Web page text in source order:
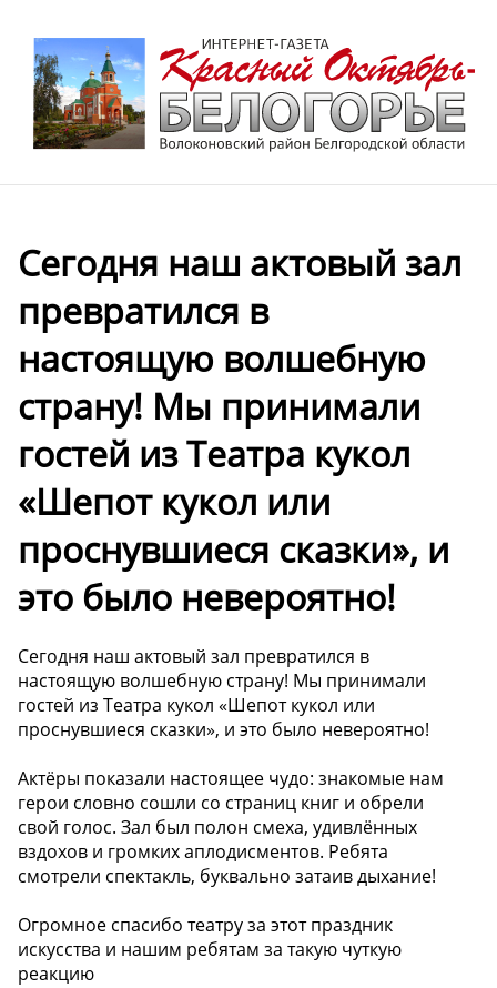
Сегодня наш актовый зал
превратился в
настоящую волшебную
страну! Мы принимали
гостей из Театра кукол
«Шепот кукол или
проснувшиеся сказки», и
это было невероятно!
Сегодня наш актовый зал превратился в
настоящую волшебную страну! Мы принимали
гостей из Театра кукол «Шепот кукол или
проснувшиеся сказки», и это было невероятно!
Актёры показали настоящее чудо: знакомые нам
герои словно сошли со страниц книг и обрели
свой голос. Зал был полон смеха, удивлённых
вздохов и громких аплодисментов. Ребята
смотрели спектакль, буквально затаив дыхание!
Огромное спасибо театру за этот праздник
искусства и нашим ребятам за такую чуткую
реакцию